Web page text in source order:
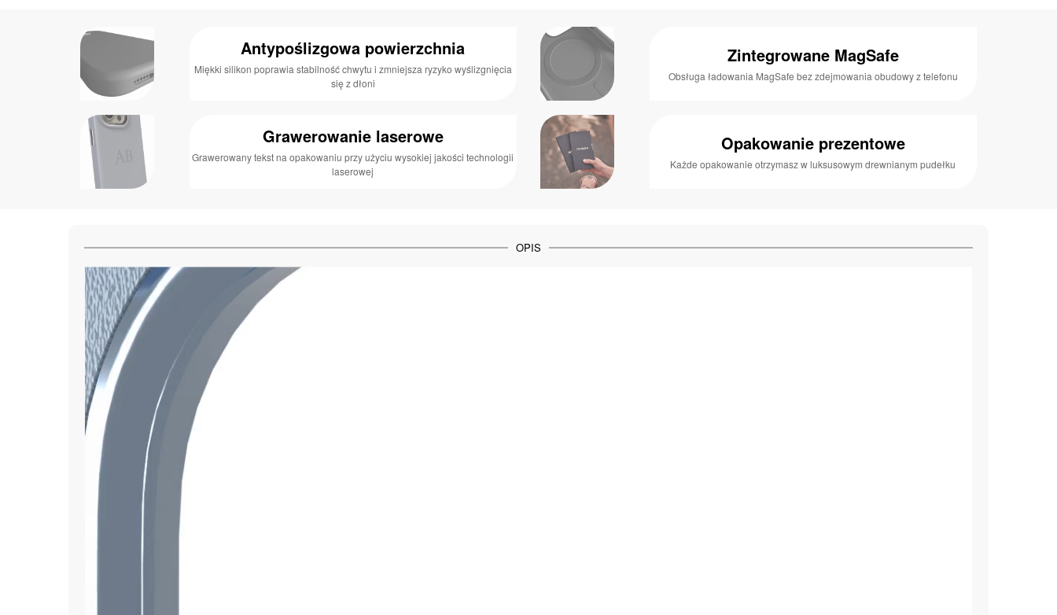
Antypoślizgowa powierzchnia
Miękki silikon poprawia stabilność chwytu i zmniejsza ryzyko wyślizgnięcia
się z dłoni
Zintegrowane MagSafe
Obsługa ładowania MagSafe bez zdejmowania obudowy z telefonu
Grawerowanie laserowe
Grawerowany tekst na opakowaniu przy użyciu wysokiej jakości technologii
laserowej
Opakowanie prezentowe
Każde opakowanie otrzymasz w luksusowym drewnianym pudełku
OPIS